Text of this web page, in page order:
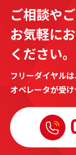
ご相談や
お気軽に
ください。
フリーダイヤル
オペレータが受け